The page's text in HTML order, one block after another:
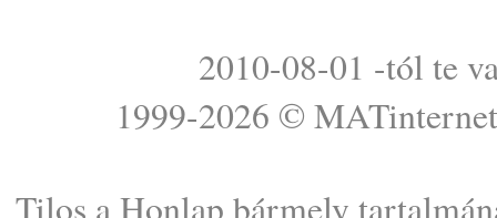
2010-08-01 -tól te
1999-2026 © MATinternet
Tilos a Honlap bármely